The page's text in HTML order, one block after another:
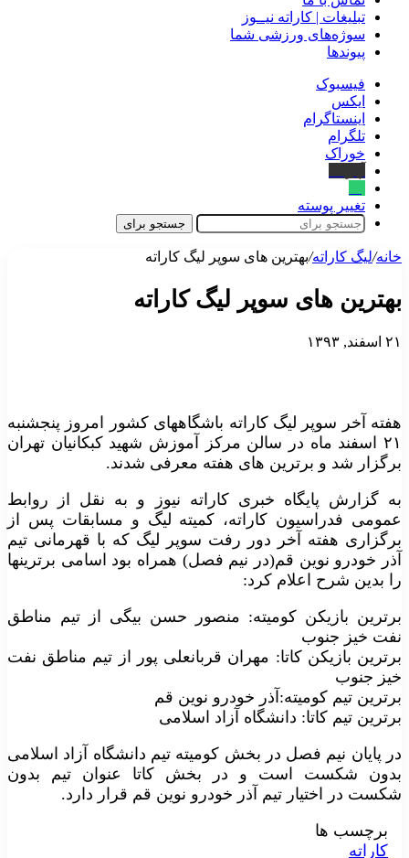
تبلیغات | کاراته نیــوز
سوژه‌های ورزشی شما
پیوندها
فیسبوک
ایکس
اینستاگرام
تلگرام
خوراک
تغییر پوسته
جستجو برای
خانه/لیگ‌ کاراته/بهترین های سوپر لیگ کاراته
بهترین های سوپر لیگ کاراته
۲۱ اسفند, ۱۳۹۳
هفته آخر سوپر لیگ کاراته باشگاههای کشور امروز پنجشنبه
۲۱ اسفند ماه در سالن مرکز آموزش شهید کبکانیان تهران
برگزار شد و برترین های هفته معرفی شدند.
به گزارش پایگاه خبری کاراته نیوز و به نقل از روابط
عمومی فدراسیون کاراته، کمیته لیگ و مسابقات پس از
برگزاری هفته آخر دور رفت سوپر لیگ که با قهرمانی تیم
آذر خودرو نوین قم(در نیم فصل) همراه بود اسامی برترینها
را بدین شرح اعلام کرد:
برترین بازیکن کومیته: منصور حسن بیگی از تیم مناطق
نفت خیز جنوب
برترین بازیکن کاتا: مهران قربانعلی پور از تیم مناطق نفت
خیز جنوب
برترین تیم کومیته:آذر خودرو نوین قم
برترین تیم کاتا: دانشگاه آزاد اسلامی
در پایان نیم فصل در بخش کومیته تیم دانشگاه آزاد اسلامی
بدون شکست است و در بخش کاتا عنوان تیم بدون
شکست در اختیار تیم آذر خودرو نوین قم قرار دارد.
برچسب ها
کاراته